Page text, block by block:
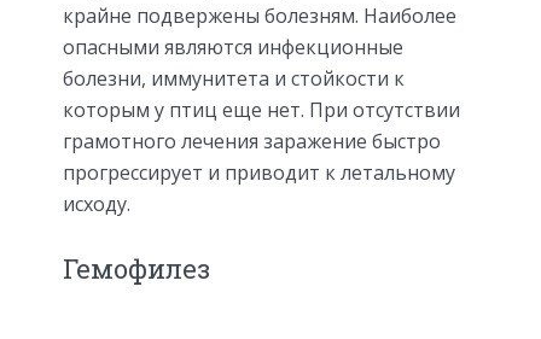
крайне подвержены болезням. Наиболее
опасными являются инфекционные
болезни, иммунитета и стойкости к
которым у птиц еще нет. При отсутствии
грамотного лечения заражение быстро
прогрессирует и приводит к летальному
исходу.
Гемофилез